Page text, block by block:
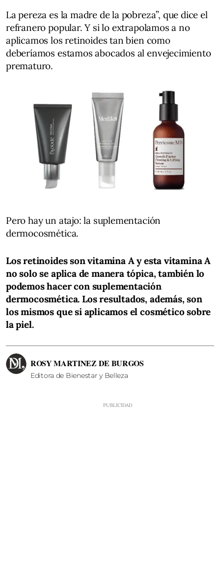
La pereza es la madre de la pobreza”, que dice el
refranero popular. Y si lo extrapolamos a no
aplicamos los retinoides tan bien como
deberíamos estamos abocados al envejecimiento
prematuro.
Pero hay un atajo: la suplementación
dermocosmética.
Los retinoides son vitamina A y esta vitamina A
no solo se aplica de manera tópica, también lo
podemos hacer con suplementación
dermocosmética. Los resultados, además, son
los mismos que si aplicamos el cosmético sobre
la piel.
ROSY MARTINEZ DE BURGOS
Editora de Bienestar y Belleza